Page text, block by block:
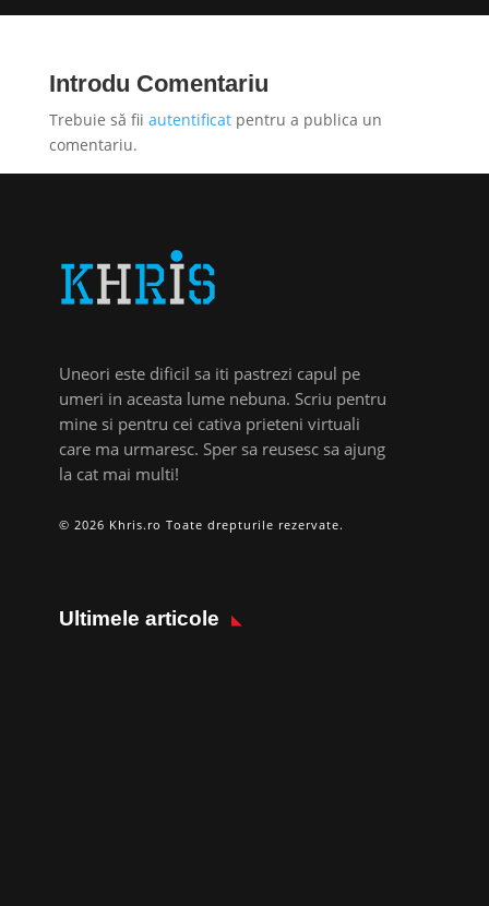
Introdu Comentariu
Trebuie să fii autentificatpentru a publica un
comentariu.
Uneori este dificil sa iti pastrezi capul pe
umeri in aceasta lume nebuna. Scriu pentru
mine si pentru cei cativa prieteni virtuali
care ma urmaresc. Sper sa reusesc sa ajung
la cat mai multi!
© 2026 Khris.ro Toate drepturile rezervate.
Ultimele articole